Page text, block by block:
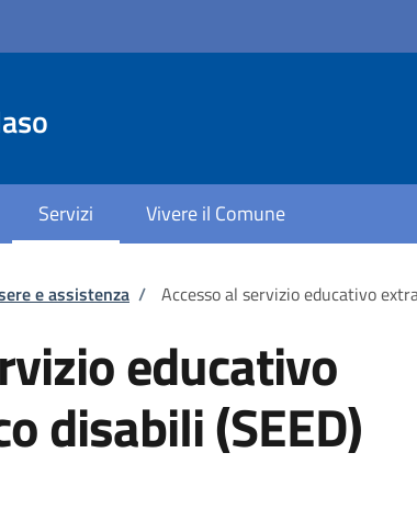
Servizi Vivere il Comune
e assistenza / Accesso al servizio educativo
educativo
disabili (SEED)